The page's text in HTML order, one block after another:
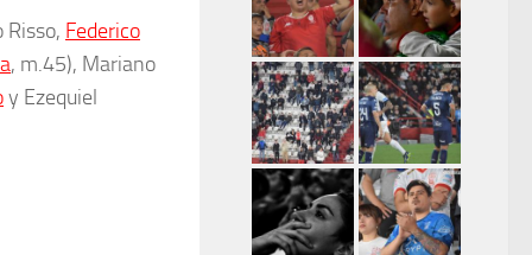
Federico
, m.45), Mariano
y Ezequiel